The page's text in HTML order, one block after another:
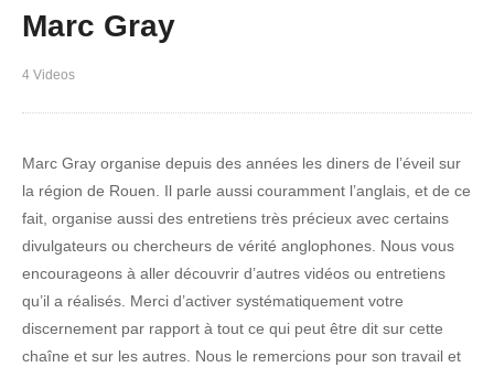
Marc Gray
4 Videos
Marc Gray organise depuis des années les diners de l’éveil sur
la région de Rouen. Il parle aussi couramment l’anglais, et de ce
fait, organise aussi des entretiens très précieux avec certains
divulgateurs ou chercheurs de vérité anglophones. Nous vous
encourageons à aller découvrir d’autres vidéos ou entretiens
qu’il a réalisés. Merci d’activer systématiquement votre
discernement par rapport à tout ce qui peut être dit sur cette
chaîne et sur les autres. Nous le remercions pour son travail et